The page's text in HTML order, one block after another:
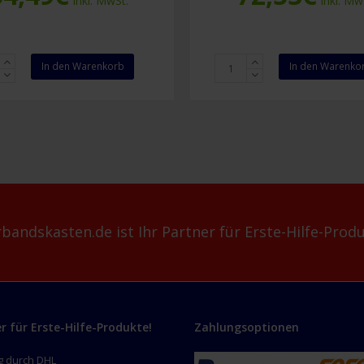
In den Warenkorb In den
ist Ihr Partner für Erste-Hilfe-
für Erste-Hilfe-Produkte!
durch DHL
Zahlungsoptionen